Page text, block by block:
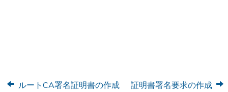
ルートCA署名証明書の作成 証明書署名要求の作成